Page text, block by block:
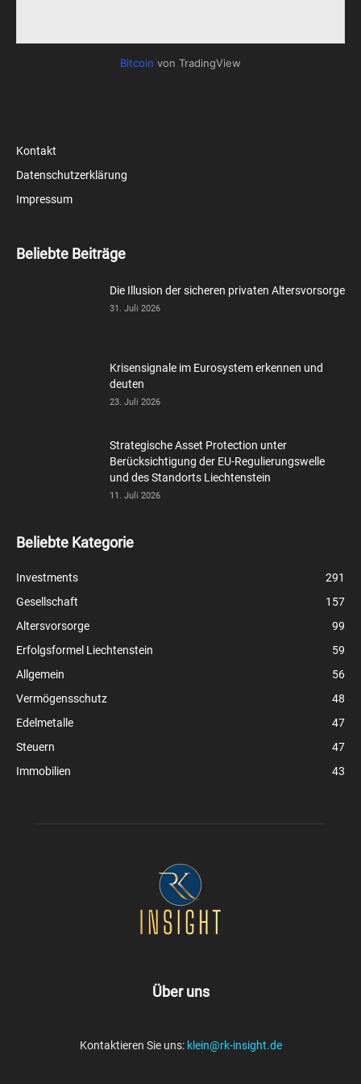
Bitcoin von TradingView
Kontakt
Datenschutzerklärung
Impressum
Beliebte Beiträge
Die Illusion der sicheren privaten Altersvorsorge
31. Juli 2026
Krisensignale im Eurosystem erkennen und
deuten
23. Juli 2026
Strategische Asset Protection unter
Berücksichtigung der EU-Regulierungswelle
und des Standorts Liechtenstein
11. Juli 2026
Beliebte Kategorie
Investments
291
Gesellschaft
157
Altersvorsorge
99
Erfolgsformel Liechtenstein
59
Allgemein
56
Vermögensschutz
48
Edelmetalle
47
Steuern
47
Immobilien
43
Über uns
Kontaktieren Sie uns: klein@rk-insight.de